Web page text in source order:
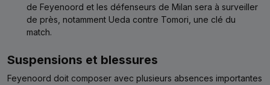
de Feyenoord et les défenseurs de Milan sera à surveiller
de près, notamment Ueda contre Tomori, une clé du
match.
Suspensions et blessures
Feyenoord doit composer avec plusieurs absences importantes